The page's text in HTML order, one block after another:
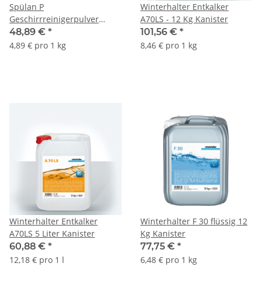
Spülan P
Geschirrreinigerpulver
spezial 10 kg/Eimer
48,89 € *
4,89 € pro 1 kg
Winterhalter Entkalker
A70LS - 12 Kg Kanister
101,56 € *
8,46 € pro 1 kg
Winterhalter Entkalker
A70LS 5 Liter Kanister
60,88 € *
12,18 € pro 1 l
Winterhalter F 30 flüssig 12
Kg Kanister
77,75 € *
6,48 € pro 1 kg